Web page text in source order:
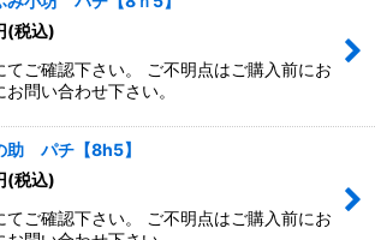
(税込)
てご確認下さい。 ご不明点はご購入前にお
お問い合わせ下さい。
助 パチ【8h5】
(税込)
てご確認下さい。 ご不明点はご購入前にお